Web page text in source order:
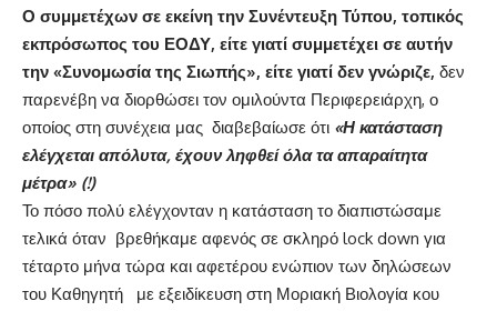
Ο συμμετέχων σε εκείνη την Συνέντευξη Τύπου, τοπικός
εκπρόσωπος του ΕΟΔΥ, είτε γιατί συμμετέχει σε αυτήν
την «Συνομωσία της Σιωπής», είτε γιατί δεν γνώριζε, δεν
παρενέβη να διορθώσει τον ομιλούντα Περιφερειάρχη, ο
οποίος στη συνέχεια μας διαβεβαίωσε ότι «Η κατάσταση
ελέγχεται απόλυτα, έχουν ληφθεί όλα τα απαραίτητα
μέτρα» (!)
Το πόσο πολύ ελέγχονταν η κατάσταση το διαπιστώσαμε
τελικά όταν βρεθήκαμε αφενός σε σκληρό lock down για
τέταρτο μήνα τώρα και αφετέρου ενώπιον των δηλώσεων
του Καθηγητή με εξειδίκευση στη Μοριακή Βιολογία κου